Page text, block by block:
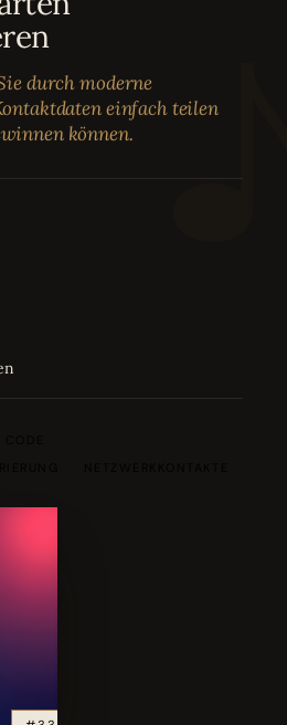
durch moderne
einfach teilen
können.